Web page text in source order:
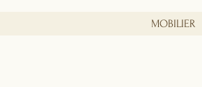
MOBILIER